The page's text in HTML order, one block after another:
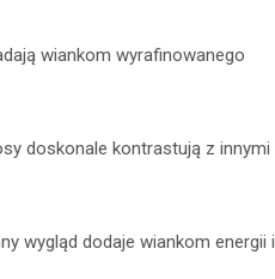
wiankom wyrafinowanego
doskonale kontrastują z innymi
wygląd dodaje wiankom energii i